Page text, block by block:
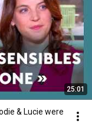
25:01
& Lucie were